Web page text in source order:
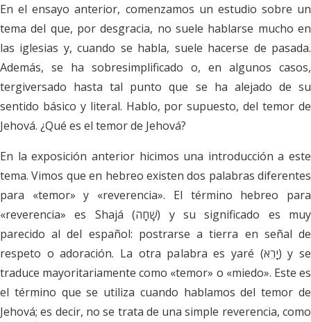
En el ensayo anterior, comenzamos un estudio sobre un
tema del que, por desgracia, no suele hablarse mucho en
las iglesias y, cuando se habla, suele hacerse de pasada.
Además, se ha sobresimplificado o, en algunos casos,
tergiversado hasta tal punto que se ha alejado de su
sentido básico y literal. Hablo, por supuesto, del temor de
Jehová. ¿Qué es el temor de Jehová?
En la exposición anterior hicimos una introducción a este
tema. Vimos que en hebreo existen dos palabras diferentes
para «temor» y «reverencia». El término hebreo para
«reverencia» es Shajá (שָׁחָה) y su significado es muy
parecido al del español: postrarse a tierra en señal de
respeto o adoración. La otra palabra es yaré (יָרֵא) y se
traduce mayoritariamente como «temor» o «miedo». Este es
el término que se utiliza cuando hablamos del temor de
Jehová; es decir, no se trata de una simple reverencia, como